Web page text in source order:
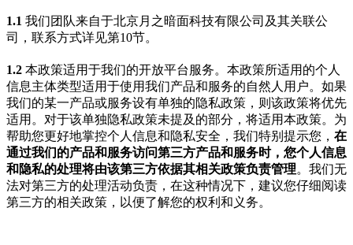
1.1 我们团队来自于北京月之暗面科技有限公司及其关联公
司，联系方式详见第10节。
1.2 本政策适用于我们的开放平台服务。本政策所适用的个人
信息主体类型适用于使用我们产品和服务的自然人用户。如果
我们的某一产品或服务设有单独的隐私政策，则该政策将优先
适用。对于该单独隐私政策未提及的部分，将适用本政策。为
帮助您更好地掌控个人信息和隐私安全，我们特别提示您， 在
通过我们的产品和服务访问第三方产品和服务时，您个人信息
和隐私的处理将由该第三方依据其相关政策负责管理。我们无
法对第三方的处理活动负责，在这种情况下，建议您仔细阅读
第三方的相关政策，以便了解您的权利和义务。